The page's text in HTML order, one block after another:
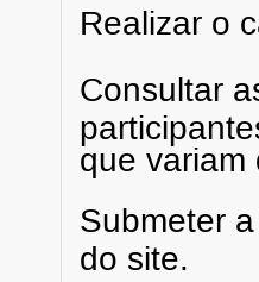
Realizar o
Consultar
que variam
Submeter
do site.